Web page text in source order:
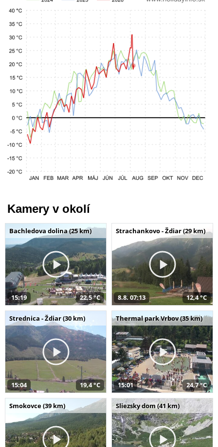
Kamery v okolí
Bachledova dolina (25 km)
15:19 22,5 °C
Strachankovo - Ždiar (29 km)
8.8. 07:13 12,4 °C
Strednica - Ždiar (30 km)
15:04 19,4 °C
Thermal park Vrbov (35 km)
15:01 24,7 °C
Smokovce (39 km) Sliezsky dom (41 km)